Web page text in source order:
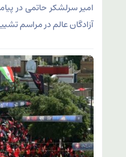
امیر سرلشکر حاتمی در
آزادگان عالم در مراسم